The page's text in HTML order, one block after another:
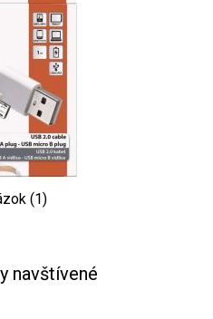
(1)
navštívené